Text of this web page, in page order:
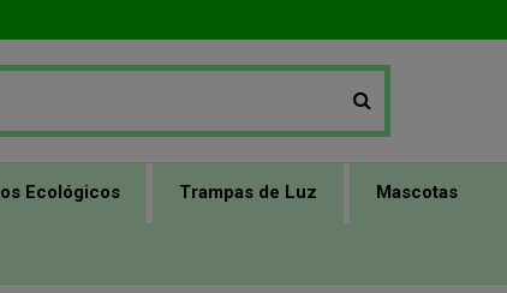
Ecológicos Trampas de Luz Mascotas